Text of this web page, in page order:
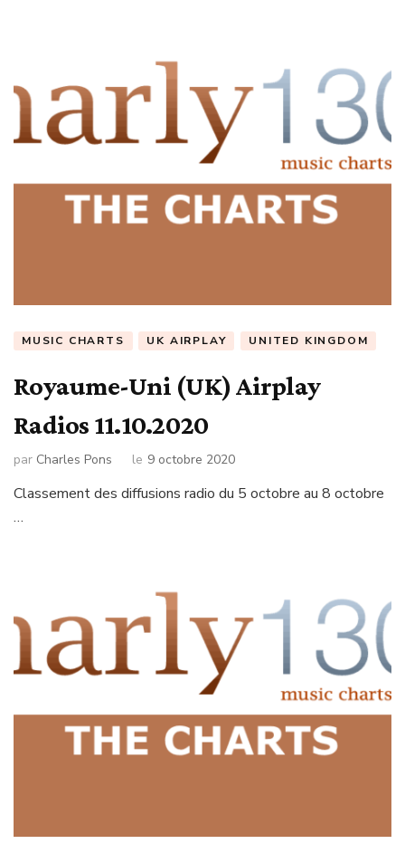
MUSIC CHARTS UK AIRPLAY UNITED KINGDOM
Royaume-Uni (UK) Airplay
Radios 11.10.2020
par Charles Pons le 9 octobre 2020
Classement des diffusions radio du 5 octobre au 8 octobre
…